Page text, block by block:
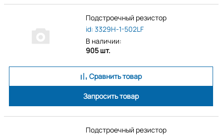
Подстроечный резистор
id: 3329H-1-502LF
В наличии:
905 шт.
Сравнить товар
Запросить товар
Подстроечный резистор